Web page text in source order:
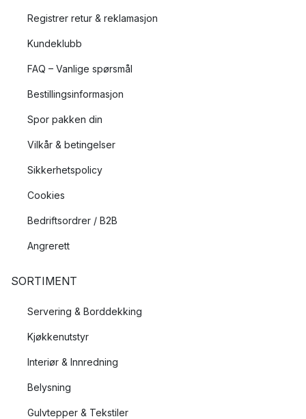
Registrer retur & reklamasjon
Kundeklubb
FAQ – Vanlige spørsmål
Bestillingsinformasjon
Spor pakken din
Vilkår & betingelser
Sikkerhetspolicy
Cookies
Bedriftsordrer / B2B
Angrerett
SORTIMENT
Servering & Borddekking
Kjøkkenutstyr
Interiør & Innredning
Belysning
Gulvtepper & Tekstiler